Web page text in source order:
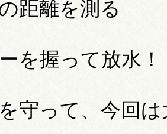
距離を測る
を握って放水！
守って、今回